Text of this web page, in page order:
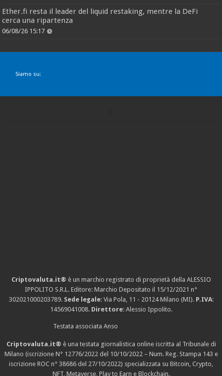
Ether.fi resta il leader del liquid restaking, mentre la DeFi
cerca una ripartenza
06/08/26 15:17
Siamo su:
Criptovaluta.it® è un marchio registrato di proprietà della ALESSIO
IPPOLITO S.R.L. Editore: Marchio Depositato il 15/12/2021 n°
302021000203789. Sede legale: Via Pola, 11 - 20124 Milano (MI). P.IVA:
14569041008. Direttore: Alessio Ippolito.
Testata associata Anso
Criptovaluta.it® è una testata giornalistica online iscritta al Tribunale di
Milano (iscrizione N° 12776/2022 del 10/10/2022 – Num. Reg. Stampa 143 e
iscrizione ROC n° 38686 del 27/10/2022) specializzata su Bitcoin, Crypto,
NFT, Metaverse, Play to Earn e Blockchain.